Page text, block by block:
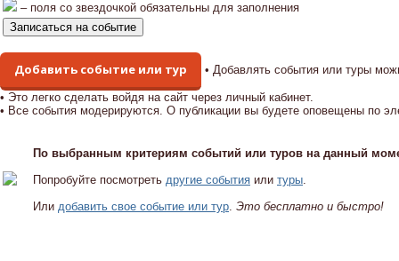
– поля со звездочкой обязательны для заполнения
Добавить событие или тур • Добавлять события или туры
• Это легко сделать войдя на сайт через личный кабинет.
• Все события модерируются. О публикации вы будете оповещены по
По выбранным критериям событий или туров на данный
Попробуйте посмотреть другие события или туры
Или добавить свое событие или тур Это бесплатно и быстро!